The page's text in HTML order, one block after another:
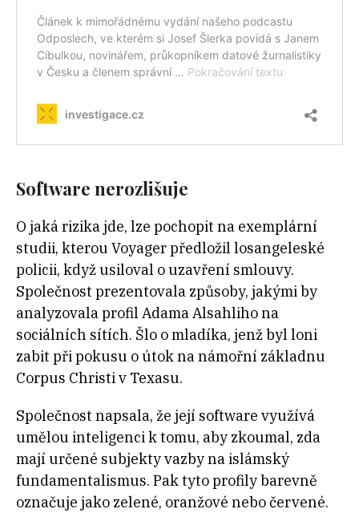
Software nerozlišuje
O jaká rizika jde, lze pochopit na exemplární
studii, kterou Voyager předložil losangeleské
policii, když usiloval o uzavření smlouvy.
Společnost prezentovala způsoby, jakými by
analyzovala profil Adama Alsahliho na
sociálních sítích. Šlo o mladíka, jenž byl loni
zabit při pokusu o útok na námořní základnu
Corpus Christi v Texasu.
Společnost napsala, že její software využívá
umělou inteligenci k tomu, aby zkoumal, zda
mají určené subjekty vazby na islámský
fundamentalismus. Pak tyto profily barevně
označuje jako zelené, oranžové nebo červené.